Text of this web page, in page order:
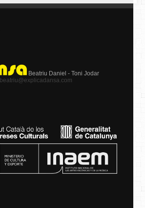
Beatriu Daniel - Toni Jodar
beatriu@explicadansa.com